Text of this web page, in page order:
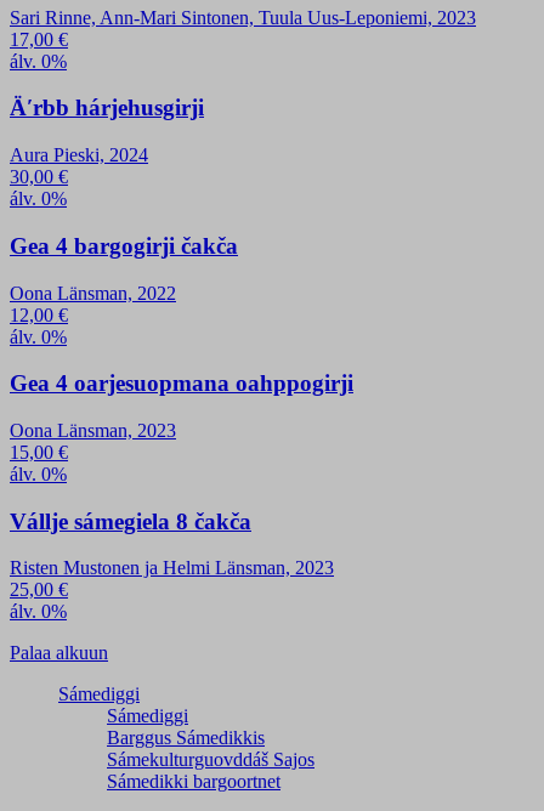
Sari Rinne, Ann-Mari Sintonen, Tuula Uus-Leponiemi, 2023
17,00 €
álv. 0%
Äʹrbb hárjehusgirji
Aura Pieski, 2024
30,00 €
álv. 0%
Gea 4 bargogirji čakča
Oona Länsman, 2022
12,00 €
álv. 0%
Gea 4 oarjesuopmana oahppogirji
Oona Länsman, 2023
15,00 €
álv. 0%
Vállje sámegiela 8 čakča
Risten Mustonen ja Helmi Länsman, 2023
25,00 €
álv. 0%
Palaa alkuun
Sámediggi
Sámediggi
Barggus Sámedikkis
Sámekulturguovddáš Sajos
Sámedikki bargoortnet